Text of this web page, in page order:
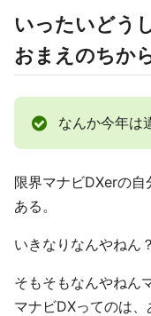
いったいどう
おまえのちか
なんか今年は
限界マナビDXerの
ある。
いきなりなんやねん
そもそもなんやねん
マナビDXってのは